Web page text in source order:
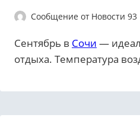
Сообщение от Новости 93
Сентябрь в Сочи —
отдыха. Температура